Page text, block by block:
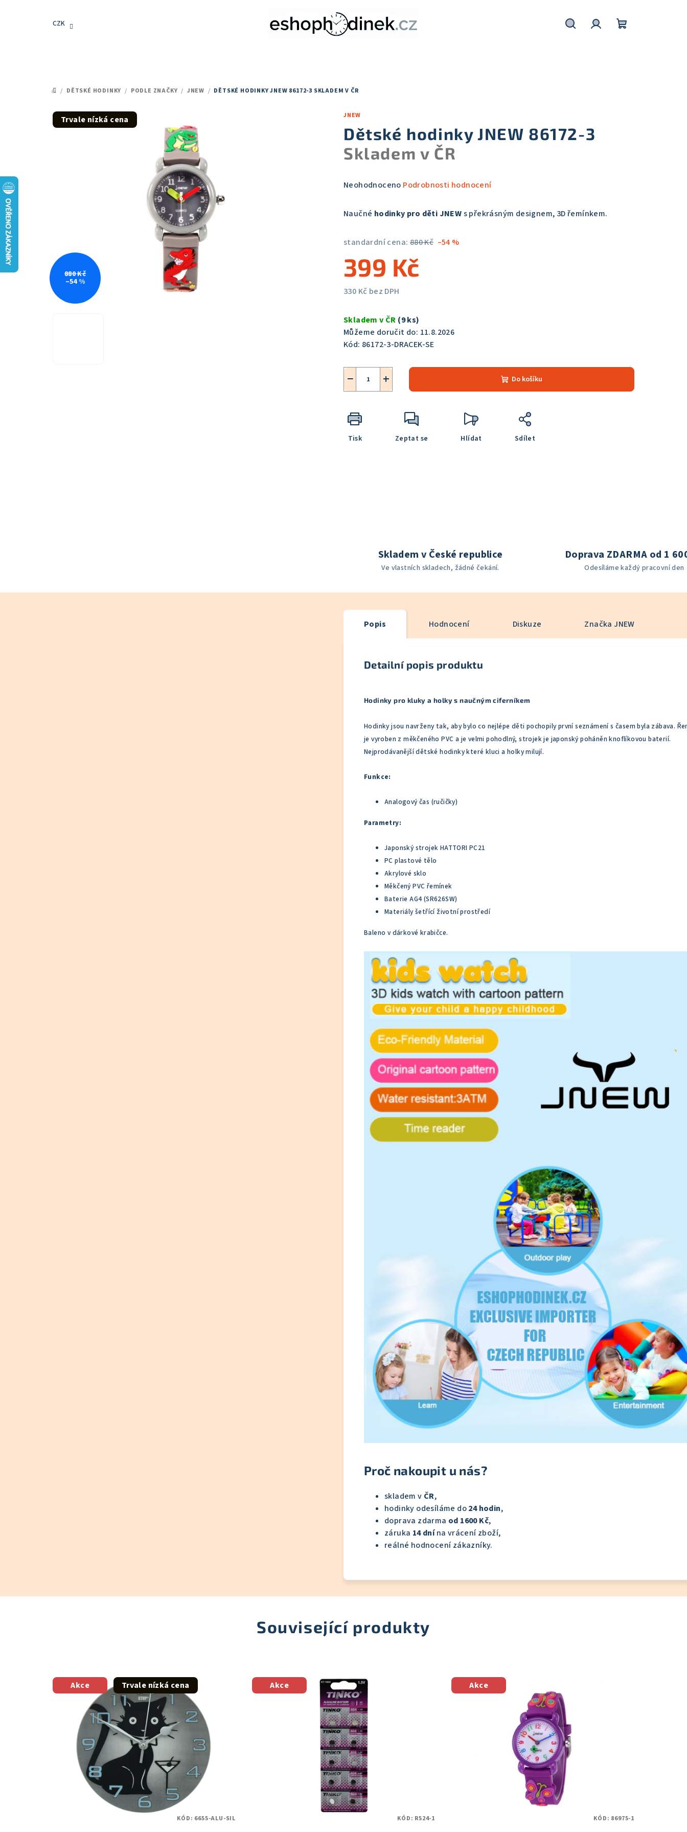
CZK
DOMŮ
/ DĚTSKÉ HODINKY / PODLE ZNAČKY / JNEW / DĚTSKÉ HODINKY JNEW 86172-3 SKLADEM V ČR
JNEW
Dětské hodinky JNEW 86172-3
Skladem v ČR
Průměrné
produktu
z
5
hvězdiček.
Neohodnoceno Podrobnosti hodnocení
Naučné hodinky pro děti JNEWs překrásným designem, 3D řemínkem.
standardní cena: 880 Kč –54 %
399 Kč
330 Kč bez DPH
cena:
Skladem v ČR (9 ks)
Můžeme doručit do: 11.8.2026
Kód: 86172-3-DRACEK-SE
+
− Do košíku
Tisk Zeptat se Hlídat Sdílet
Trvale nízká cena
880 Kč
–54 %
Skladem v České republice
Ve vlastních skladech, žádné čekání.
Doprava ZDARMA od 1
Odesíláme každý pracovní den
Popis Hodnocení Diskuze Značka JNEW
Detailní popis produktu
Hodinky pro kluky a holky s naučným ciferníkem
Hodinky jsou navrženy tak, aby bylo co nejlépe děti pochopily první seznámení s časem byla zábava.
je vyroben z měkčeného PVC a je velmi pohodlný, strojek je japonský poháněn knoflíkovou baterií.
Nejprodávanější dětské hodinky které kluci a holky milují.
Funkce:
Analogový čas (ručičky)
Parametry:
Japonský strojek HATTORI PC21
PC plastové tělo
Akrylové sklo
Měkčený PVC řemínek
Baterie AG4 (SR626SW)
Materiály šetřící životní prostředí
Baleno v dárkové krabičce.
Proč nakoupit u nás?
skladem v ČR,
hodinky odesíláme do24 hodin,
doprava zdarma od 1600 Kč,
záruka 14 dnína vrácení zboží,
reálné hodnocení zákazníky.
Související produkty
Akce Trvale nízká cena
KÓD: 6655-ALU-SIL
Akce
KÓD: R524-1
Akce
KÓD: 86975-1